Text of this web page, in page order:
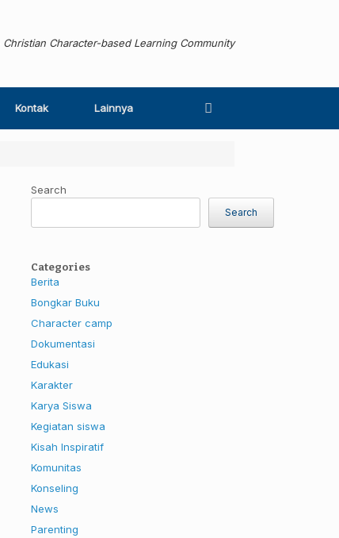
Christian Character-based Learning Community
Kontak Lainnya
Search
Search
Categories
Berita
Bongkar Buku
Character camp
Dokumentasi
Edukasi
Karakter
Karya Siswa
Kegiatan siswa
Kisah Inspiratif
Komunitas
Konseling
News
Parenting